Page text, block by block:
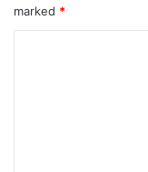
marked *